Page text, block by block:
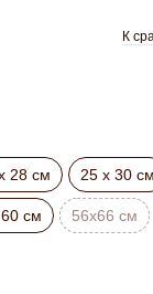
К
28 см 25 х 30 см
см 56х66 см